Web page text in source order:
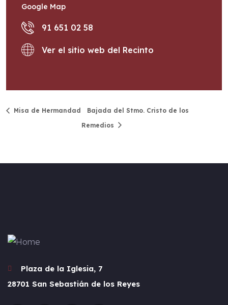
Google Map
91 651 02 58
Ver el sitio web del Recinto
Misa de Hermandad
Bajada del Stmo. Cristo de los
Remedios
Plaza de la Iglesia, 7
28701 San Sebastián de los Reyes